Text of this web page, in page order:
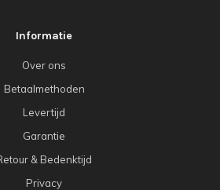
Informatie
Over ons
Betaalmethoden
Levertijd
Garantie
& Bedenktijd
Privacy